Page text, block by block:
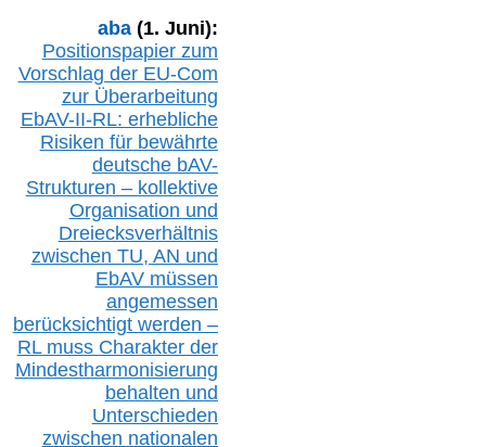
aba(1. Juni):
Positionspapier zum
Vorschlag der EU-Com
zur Überarbeitung
EbAV-II-RL: erhebliche
Risiken für bewährte
deutsche bAV-
Strukturen – kollektive
Organisation und
Dreiecksverhältnis
zwischen TU, AN und
EbAV müssen
angemessen
berücksichtigt werden –
RL mussCharakter der
Mindestharmonisierung
behalten und
Unterschieden
zwischen nationalen